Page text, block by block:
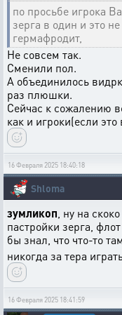
по просьбе игрока
зерга в один и это
гермафродит,
Не совсем так.
Сменили пол.
А объединилось
раз плюшки.
Сейчас к сожалению
как и игроки(если
16 Февраля 2025 18:40:18
Shloma
зумликоп , ну на
пастройки зерга,
бы знал, что что-то
никогда за тера
16 Февраля 2025 18:41:59